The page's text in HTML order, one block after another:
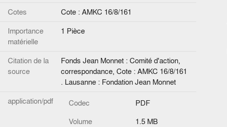
Cotes
Cote : AMKC 16/8/161
Importance
matérielle
1 Pièce
Citation de la
source
Fonds Jean Monnet : Comité d'action,
correspondance, Cote : AMKC 16/8/161
. Lausanne : Fondation Jean Monnet
application/pdf
Codec
PDF
Volume
1.5 MB